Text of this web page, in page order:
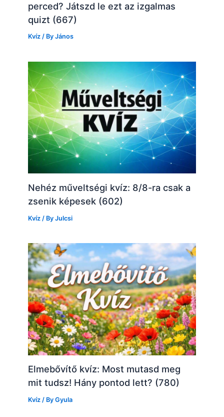
perced? Játszd le ezt az izgalmas
quizt (667)
Kvíz / ByJános
Nehéz műveltségi kvíz: 8/8-ra csak a
zsenik képesek (602)
Kvíz / ByJulcsi
Elmebővítő kvíz: Most mutasd meg
mit tudsz! Hány pontod lett? (780)
Kvíz / ByGyula